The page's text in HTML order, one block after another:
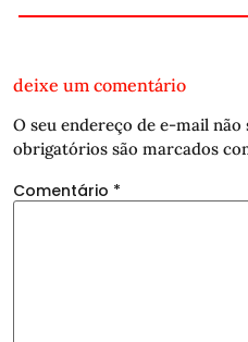
deixe um comentário
O seu endereço de e-mail não
obrigatórios são marcados
Comentário *